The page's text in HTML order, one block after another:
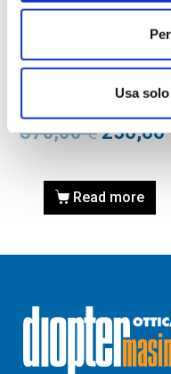
Usa
OCCHIALI DA SOLE
OCCHIALE DA SOLE
0PR 08YS – 1AB5S0
Calibro 51
370,00€ 250,00
Read more